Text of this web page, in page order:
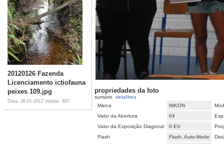
20120126 Fazenda
Licenciamento ictiofauna
peixes 109.jpg
Data: 26-01-2012 Visitas: 807
propriedades da foto
sumário detalhes
Marca
NIKON
Valor da Abertura
f/4
Valor da Exposição Diagonal
0 EV
Flash
Flash, Auto-Mode